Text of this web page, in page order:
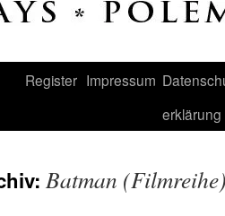
Register Impressum
erklärung
Batman